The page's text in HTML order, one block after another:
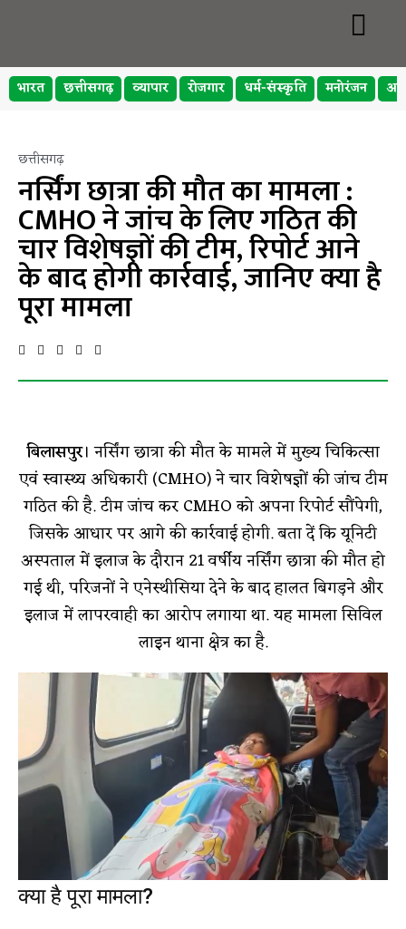
भारत छत्तीसगढ़ व्यापार रोजगार धर्म-संस्कृति मनोरंजन
छत्तीसगढ़
नर्सिंग छात्रा की मौत का मामला :
CMHO ने जांच के लिए गठित की
चार विशेषज्ञों की टीम, रिपोर्ट आने
के बाद होगी कार्रवाई, जानिए क्या है
पूरा मामला
बिलासपुर। नर्सिंग छात्रा की मौत के मामले में मुख्य चिकित्सा
एवं स्वास्थ्य अधिकारी (CMHO) ने चार विशेषज्ञों की जांच टीम
गठित की है. टीम जांच कर CMHO को अपना रिपोर्ट सौंपेगी,
जिसके आधार पर आगे की कार्रवाई होगी. बता दें कि यूनिटी
अस्पताल में इलाज के दौरान 21 वर्षीय नर्सिंग छात्रा की मौत हो
गई थी, परिजनों ने एनेस्थीसिया देने के बाद हालत बिगड़ने और
इलाज में लापरवाही का आरोप लगाया था. यह मामला सिविल
लाइन थाना क्षेत्र का है.
क्या है पूरा मामला?